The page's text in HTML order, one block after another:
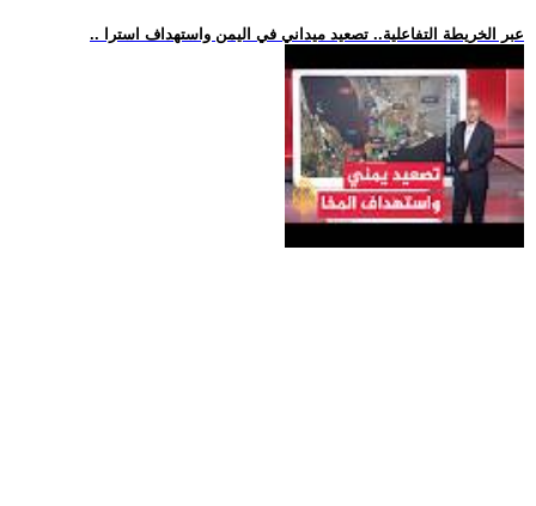
.. عبر الخريطة التفاعلية.. تصعيد ميداني في اليمن واستهداف استرا